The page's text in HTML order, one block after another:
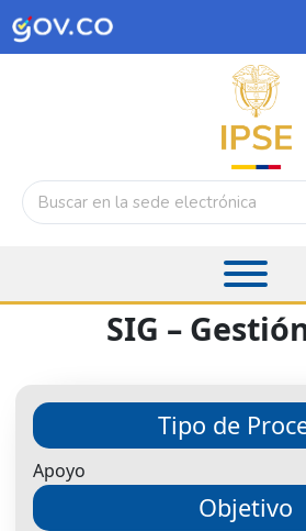
SIG –
Tipo de
Apoyo
Objetivo